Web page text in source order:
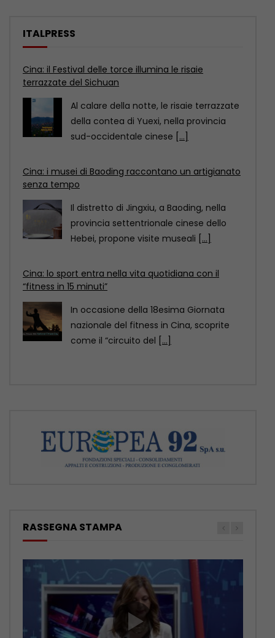
ITALPRESS
Cina: i musei di Baoding raccontano un artigianato
senza tempo
Il distretto di Jingxiu, a Baoding, nella
provincia settentrionale cinese dello
Hebei, propone visite museali
Cina: lo sport entra nella vita quotidiana con il
“fitness in 15 minuti”
In occasione della 18esima Giornata
nazionale del fitness in Cina, scoprite
come il “circuito del[...]
Cina: il Festival delle torce illumina le risaie
terrazzate del Sichuan
Al calare della notte, le risaie terrazzate
della contea di Yuexi, nella provincia
sud-occidentale cinese
RASSEGNA STAMPA